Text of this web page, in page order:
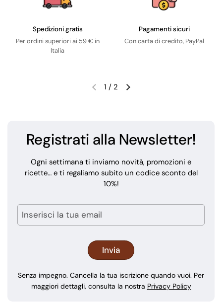
Spedizioni gratis
Per ordini superiori ai 59 € in
Italia
Pagamenti sicuri
Con carta di credito, PayPal
1 / 2
Registrati alla Newsletter!
Ogni settimana ti inviamo novità, promozioni e
ricette… e ti regaliamo subito un codice sconto del
10%!
Senza impegno. Cancella la tua iscrizione quando vuoi. Per
maggiori dettagli, consulta la nostra Privacy Policy